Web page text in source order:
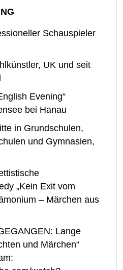
Schauspieler
UK und seit
Evening“
bei Hanau
in Grundschulen,
und Gymnasien,
„Kein Exit vom
– Märchen aus
Lange
und Märchen“